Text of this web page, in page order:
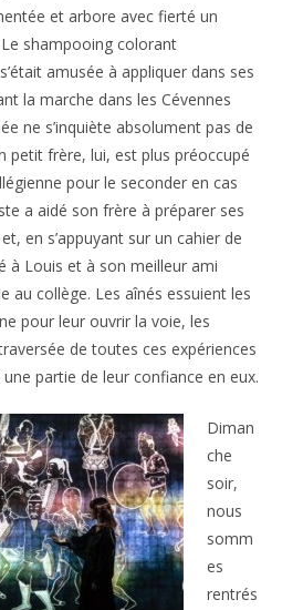
et arbore avec fierté un
shampooing colorant
amusée à appliquer dans ses
la marche dans les Cévennes
ne s’inquiète absolument pas de
petit frère, lui, est plus préoccupé
pour le seconder en cas
a aidé son frère à préparer ses
en s’appuyant sur un cahier de
à Louis et à son meilleur ami
au collège. Les aînés essuient les
pour leur ouvrir la voie, les
de toutes ces expériences
une partie de leur confiance en eux.
Diman
che
soir,
nous
somm
es
rentrés